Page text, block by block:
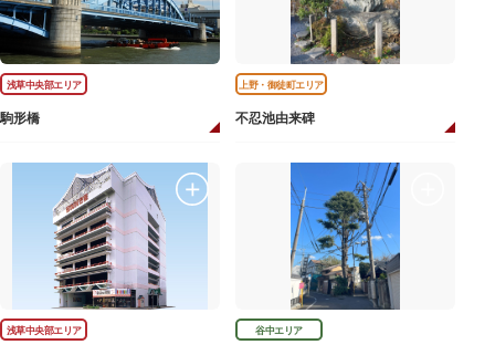
浅草中央部エリア
駒形橋
上野・御徒町エリア
不忍池由来碑
浅草中央部エリア 谷中エリア